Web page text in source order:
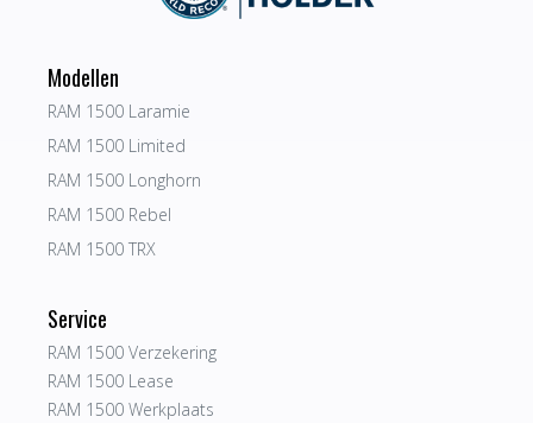
Modellen
RAM 1500 Laramie
RAM 1500 Limited
RAM 1500 Longhorn
RAM 1500 Rebel
RAM 1500 TRX
Service
RAM 1500 Verzekering
RAM 1500 Lease
RAM 1500 Werkplaats